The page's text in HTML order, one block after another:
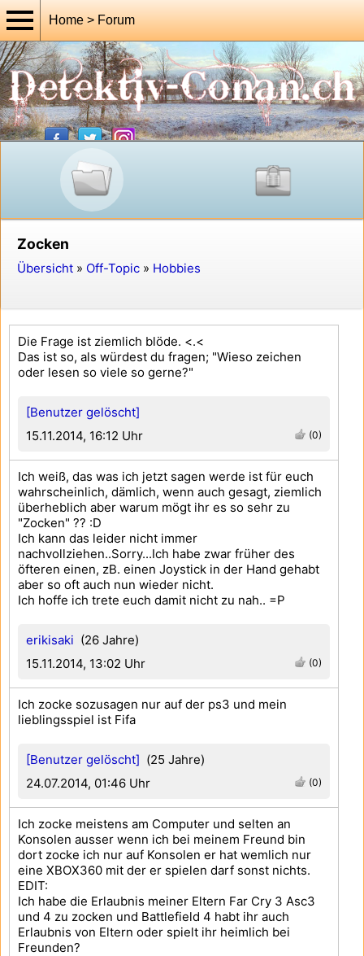
Home > Forum
Zocken
Übersicht » Off-Topic » Hobbies
[Benutzer gelöscht]
15.11.2014, 16:12 Uhr
(0)
Die Frage ist ziemlich blöde. <.<
Das ist so, als würdest du fragen; "Wieso zeichen
oder lesen so viele so gerne?"
erikisaki (26 Jahre)
15.11.2014, 13:02 Uhr
(0)
Ich weiß, das was ich jetzt sagen werde ist für euch
wahrscheinlich, dämlich, wenn auch gesagt, ziemlich
überheblich aber warum mögt ihr es so sehr zu
"Zocken" ?? :D
Ich kann das leider nicht immer
nachvollziehen..Sorry...Ich habe zwar früher des
öfteren einen, zB. einen Joystick in der Hand gehabt
aber so oft auch nun wieder nicht.
Ich hoffe ich trete euch damit nicht zu nah.. =P
[Benutzer gelöscht] (25 Jahre)
24.07.2014, 01:46 Uhr
(0)
Ich zocke sozusagen nur auf der ps3 und mein
lieblingsspiel ist Fifa
Ich zocke meistens am Computer und selten an
Konsolen ausser wenn ich bei meinem Freund bin
dort zocke ich nur auf Konsolen er hat wemlich nur
eine XBOX360 mit der er spielen darf sonst nichts.
EDIT:
Ich habe die Erlaubnis meiner Eltern Far Cry 3 Asc3
und 4 zu zocken und Battlefield 4 habt ihr auch
Erlaubnis von Eltern oder spielt ihr heimlich bei
Freunden?